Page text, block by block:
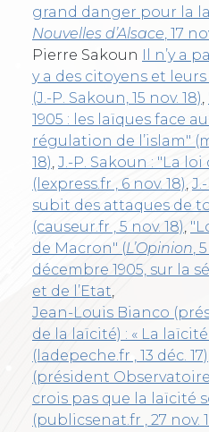
grand danger pour la
Nouvelles d’Alsace, 17
Pierre Sakoun
Il n’y a
y a des citoyens et
(J.-P. Sakoun, 15 nov. 18),
1905 : les laïques face
régulation de l’islam"
18), J.-P. Sakoun : "La loi
(lexpress.fr , 6 nov. 18),
subit des attaques de
(causeur.fr , 5 nov. 18),
de Macron" (L’Opinion,
décembre 1905, sur la
et de l’Etat,
Jean-Louis Bianco
de la laïcité) : « La
(ladepeche.fr , 13 déc. 17)
(président
crois pas que la laïcité
(publicsenat.fr , 27 nov.